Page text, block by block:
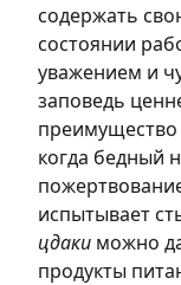
содержать
состоянии
уважением и
заповедь
преимущество
когда бедный
испытывает
цдаки можно
продукты